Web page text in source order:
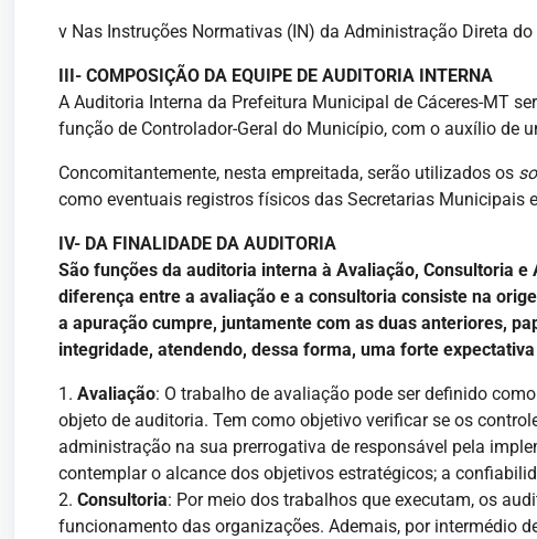
v Nas Instruções Normativas (IN) da Administração Direta
III- COMPOSIÇÃO DA EQUIPE DE AUDITORIA INTERNA
A Auditoria Interna da Prefeitura Municipal de Cáceres-MT
função de Controlador-Geral do Município, com o auxílio de
Concomitantemente, nesta empreitada, serão utilizados os
como eventuais registros físicos das Secretarias Municipais
IV- DA FINALIDADE DA AUDITORIA
São funções da auditoria interna à Avaliação, Consultoria
diferença entre a avaliação e a consultoria consiste na
a apuração cumpre, juntamente com as duas anteriores,
integridade, atendendo, dessa forma, uma forte
1. Avaliação: O trabalho de avaliação pode ser definido
objeto de auditoria. Tem como objetivo verificar se os
administração na sua prerrogativa de responsável pela
contemplar o alcance dos objetivos estratégicos; a
2. Consultoria: Por meio dos trabalhos que executam, os
funcionamento das organizações. Ademais, por intermédio